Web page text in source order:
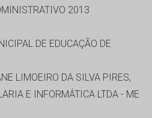
2013
DE EDUCAÇÃO DE
LIMOEIRO DA SILVA PIRES,
E INFORMÁTICA LTDA - ME